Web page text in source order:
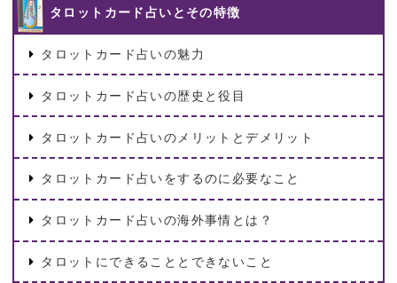
タロットカード占いとその特徴
タロットカード占いの魅力
タロットカード占いの歴史と役目
タロットカード占いのメリットとデメリット
タロットカード占いをするのに必要なこと
タロットカード占いの海外事情とは？
タロットにできることとできないこと